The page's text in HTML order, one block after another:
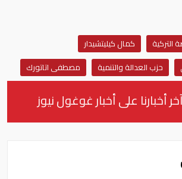
التركية
كمال كيليتشيدار
حزب العدالة والتنمية مصطفى اتاتورك
أخبارنا على أخبار غوغول نيوز